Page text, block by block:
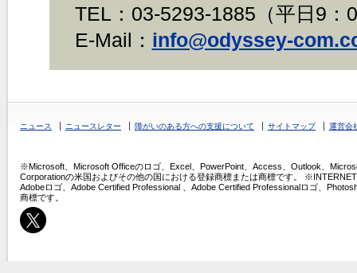
TEL：03-5293-1885（平日9：
E-Mail： info@odyssey-
ニュース ニュースレター 障がいのある方への支援について サイトマップ 運営会
※Microsoft、Microsoft Officeのロゴ、Excel、PowerPoint、Access、Outlook、
Corporationの米国およびその他の国における登録商標または商標です。
Adobeロゴ、Adobe Certified Professional 、Adobe Certified Professionalロゴ、
商標です。